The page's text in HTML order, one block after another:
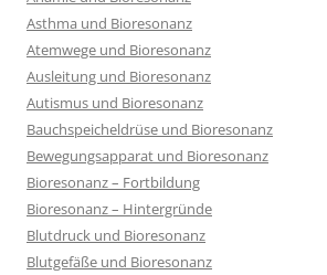
Asthma und Bioresonanz
Atemwege und Bioresonanz
Ausleitung und Bioresonanz
Autismus und Bioresonanz
Bauchspeicheldrüse und Bioresonanz
Bewegungsapparat und Bioresonanz
Bioresonanz – Fortbildung
Bioresonanz – Hintergründe
Blutdruck und Bioresonanz
Blutgefäße und Bioresonanz